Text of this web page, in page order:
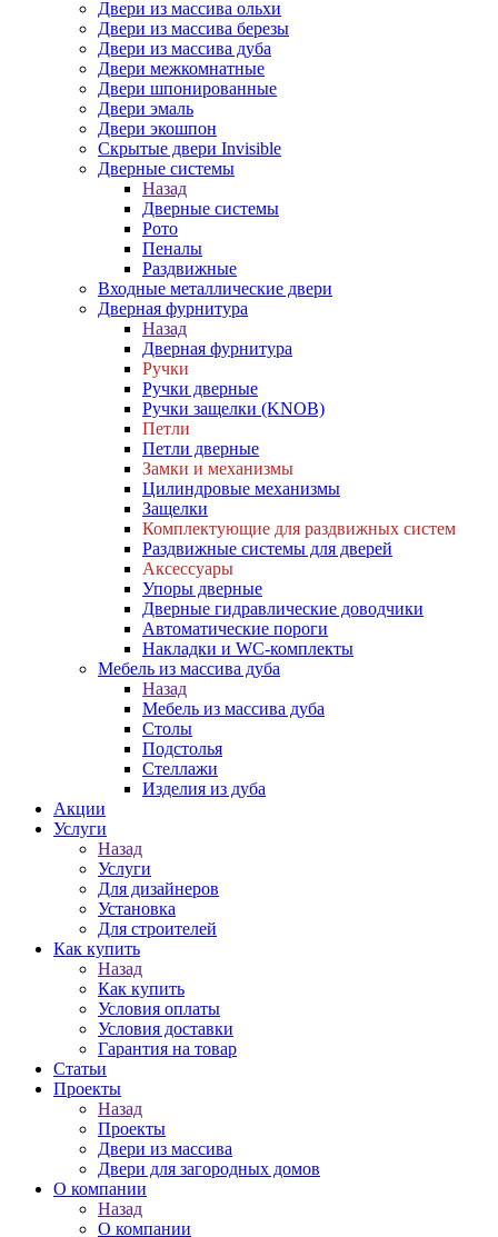
Двери из массива ольхи
Двери из массива березы
Двери из массива дуба
Двери межкомнатные
Двери шпонированные
Двери эмаль
Двери экошпон
Скрытые двери Invisible
Дверные системы
Назад
Дверные системы
Рото
Пеналы
Раздвижные
Входные металлические двери
Дверная фурнитура
Назад
Дверная фурнитура
Ручки
Ручки дверные
Ручки защелки (KNOB)
Петли
Петли дверные
Замки и механизмы
Цилиндровые механизмы
Защелки
Комплектующие для раздвижных систем
Раздвижные системы для дверей
Аксессуары
Упоры дверные
Дверные гидравлические доводчики
Автоматические пороги
Накладки и WC-комплекты
Мебель из массива дуба
Назад
Мебель из массива дуба
Столы
Подстолья
Стеллажи
Изделия из дуба
Акции
Услуги
Назад
Услуги
Для дизайнеров
Установка
Для строителей
Как купить
Назад
Как купить
Условия оплаты
Условия доставки
Гарантия на товар
Статьи
Проекты
Назад
Проекты
Двери из массива
Двери для загородных домов
О компании
Назад
О компании